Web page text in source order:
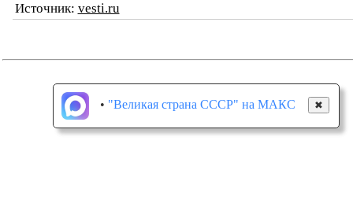
Источник: vesti.ru
• "Великая страна СССР" на МАКС ✖